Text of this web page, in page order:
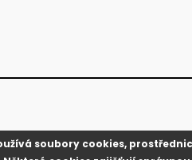
soubory cookies,